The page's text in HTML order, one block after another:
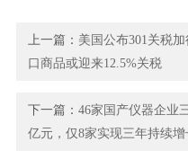
上一篇： 美国公布301关税
口商品或迎来12.5%关税
下一篇：46家国产仪器企业
亿元，仅8家实现三年持续增